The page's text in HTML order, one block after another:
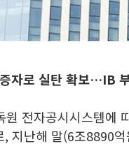
자로 실탄 확보…IB
원 전자공시시스템에
지난해 말(6조8890